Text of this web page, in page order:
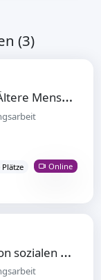
(3)
S
ilver Surfer oder Digital Outsider? Ältere Menschen und digitale Teilhabe
Plätze Online
G
reift Brüssel durch? Regulierung von sozialen Medien in der EU